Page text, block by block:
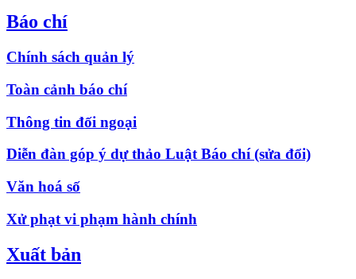
Báo chí
Chính sách quản lý
Toàn cảnh báo chí
Thông tin đối ngoại
Diễn đàn góp ý dự thảo Luật Báo chí (sửa đổi)
Văn hoá số
Xử phạt vi phạm hành chính
Xuất bản